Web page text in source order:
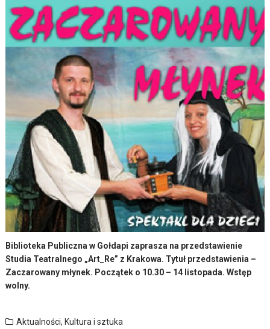
Biblioteka Publiczna w Gołdapi zaprasza na przedstawienie
Studia Teatralnego „Art_Re” z Krakowa. Tytuł przedstawienia –
Zaczarowany młynek. Początek o 10.30 – 14 listopada. Wstęp
wolny.
Aktualności, Kultura i sztuka